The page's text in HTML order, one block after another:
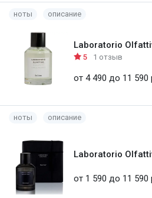
ноты описание
Laboratorio
5 1 отзыв
от 4 490 до 11 590
ноты описание
Laboratorio
от 1 590 до 11 590